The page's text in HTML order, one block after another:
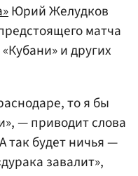
Юрий Желудков
матча
и других
то я бы
— приводит слова
так будет ничья —
завалит»,